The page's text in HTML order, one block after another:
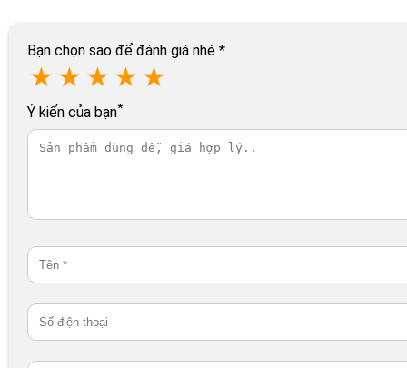
Bạn chọn sao để đánh giá nhé *
★ ★ ★ ★ ★
Ý kiến của bạn*